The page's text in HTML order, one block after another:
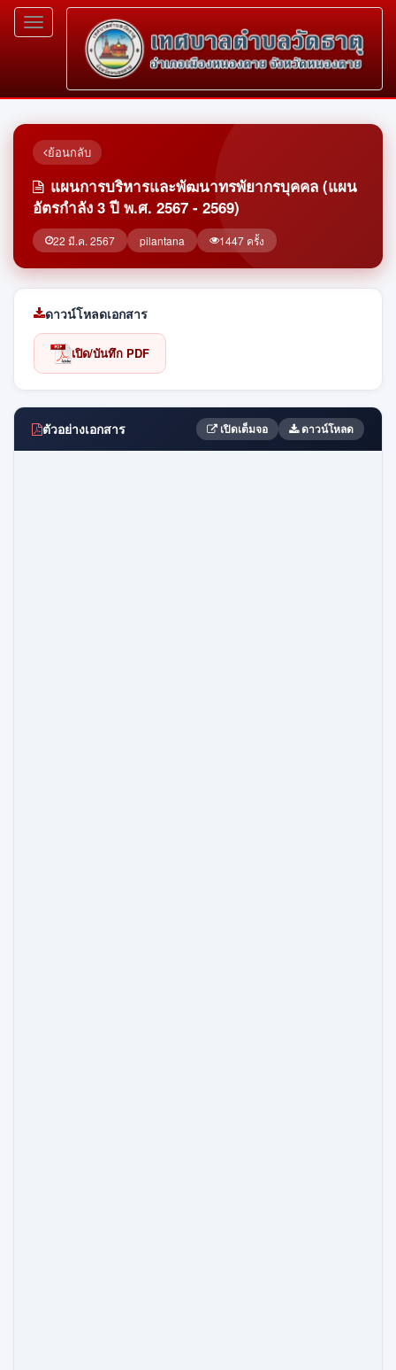
Toggle
navigation
ย้อนกลับ
แผนการบริหารและพัฒนาทรพัยากรบุคคล (แผน
อัตรกำลัง 3 ปี พ.ศ. 2567 - 2569)
22 มี.ค. 2567 pilantana 1447 ครั้ง
ดาวน์โหลดเอกสาร
เปิด/บันทึก PDF
ตัวอย่างเอกสาร เปิดเต็มจอ ดาวน์โหลด